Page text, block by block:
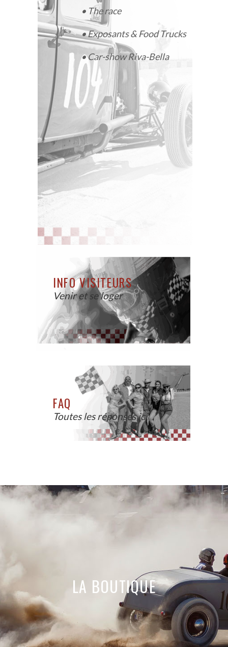
• The race
•Exposants & Food Trucks
•Car-show Riva-Bella
INFO VISITEURS
Venir et se loger
FAQ
Toutes les réponses ici
LA BOUTIQUE